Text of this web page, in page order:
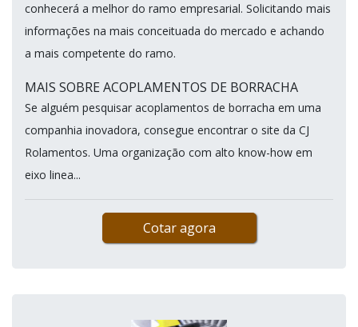
conhecerá a melhor do ramo empresarial. Solicitando mais
informações na mais conceituada do mercado e achando
a mais competente do ramo.
MAIS SOBRE ACOPLAMENTOS DE BORRACHA
Se alguém pesquisar acoplamentos de borracha em uma
companhia inovadora, consegue encontrar o site da CJ
Rolamentos. Uma organização com alto know-how em
eixo linea...
Cotar agora